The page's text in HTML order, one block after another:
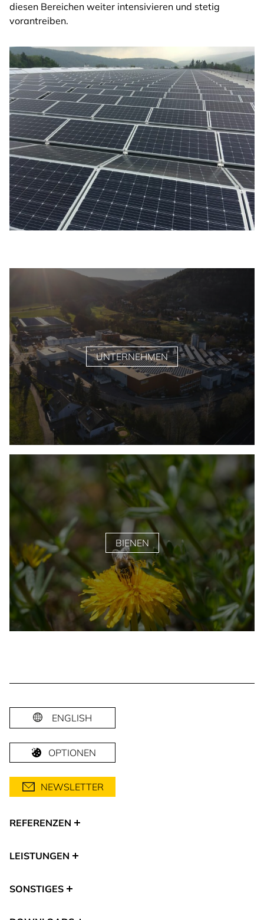
diesen Bereichen weiter intensivieren und stetig
vorantreiben.
UNTERNEHMEN
BIENEN
ENGLISH
OPTIONEN
NEWSLETTER
REFERENZEN
LEISTUNGEN
SONSTIGES